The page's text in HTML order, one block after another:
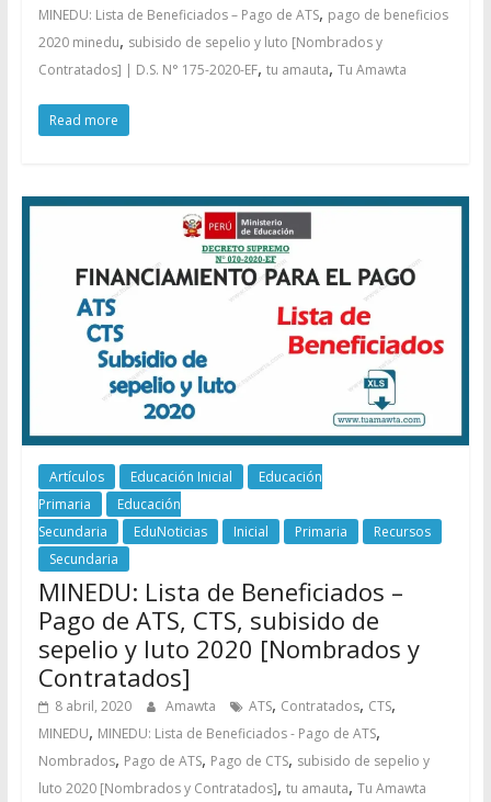
MINEDU: Lista de Beneficiados – Pago de ATS, pago de beneficios
2020 minedu, subisido de sepelio y luto [Nombrados y
Contratados] | D.S. N° 175-2020-EF, tu amauta, Tu Amawta
Read more
Artículos Educación Inicial
Educación
Primaria
Educación
Secundaria
EduNoticias Inicial Primaria
Recursos
Secundaria
MINEDU: Lista de Beneficiados –
Pago de ATS, CTS, subisido de
sepelio y luto 2020 [Nombrados y
Contratados]
8 abril, 2020 Amawta ATS, Contratados, CTS,
MINEDU, MINEDU: Lista de Beneficiados - Pago de ATS,
Nombrados, Pago de ATS, Pago de CTS, subisido de sepelio y
luto 2020 [Nombrados y Contratados], tu amauta, Tu Amawta